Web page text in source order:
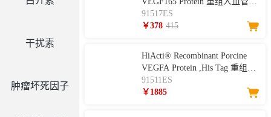
干扰素
肿瘤坏死因子
皮生长因子-165
91517ES
￥378 415
HiActi® Recombinant Porcine
VEGFA Protein ,His Tag 重组猪
血管内皮生长因子
91511ES
￥1885